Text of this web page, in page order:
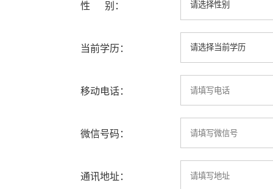
性 别：
当前学历：
移动电话：
微信号码：
通讯地址：